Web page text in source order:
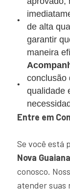
de alta
garantir
maneira
conclusão
qualidade
Entre em
Se você está
Nova
conosco.
atender suas